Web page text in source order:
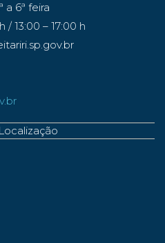
a 6ª feira
/ 13:00 – 17:00 h